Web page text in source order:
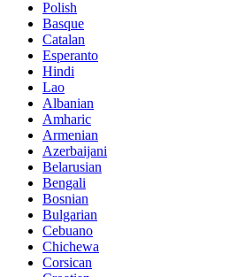
Polish
Basque
Catalan
Esperanto
Hindi
Lao
Albanian
Amharic
Armenian
Azerbaijani
Belarusian
Bengali
Bosnian
Bulgarian
Cebuano
Chichewa
Corsican